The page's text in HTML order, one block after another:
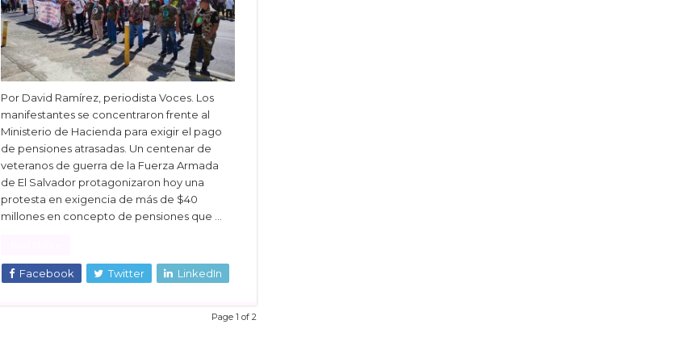
Por David Ramírez, periodista Voces. Los
manifestantes se concentraron frente al
Ministerio de Hacienda para exigir el pago
de pensiones atrasadas. Un centenar de
veteranos de guerra de la Fuerza Armada
de El Salvador protagonizaron hoy una
protesta en exigencia de más de $40
millones en concepto de pensiones que …
Facebook Twitter LinkedIn
Page 1 of 2